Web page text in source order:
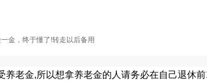
金，终于懂了!转走以后备用
养老金,所以想拿养老金的人请务必在自己退休前